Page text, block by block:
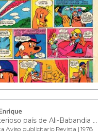
El misterioso país de Ali-Babandia ep. 8
Aviso publicitario Revista | 1978